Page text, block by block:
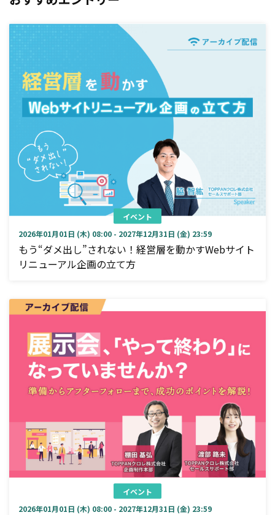
イベント
2026年01月01日 (木) 08:00 - 2027年12月31日 (金) 23:59
もう“ダメ出し”されない！経営層を動かすWebサイト
リニューアル企画の立て方
イベント
2026年01月01日 (木) 08:00 - 2027年12月31日 (金) 23:59